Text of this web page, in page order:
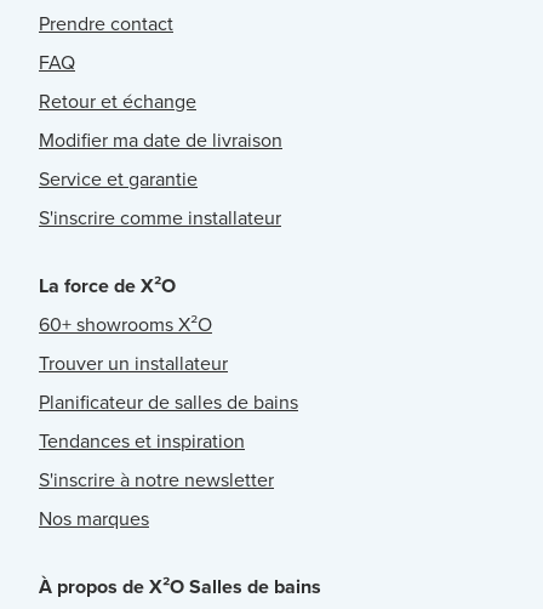
Prendre contact
FAQ
Retour et échange
Modifier ma date de livraison
Service et garantie
S'inscrire comme installateur
La force de X²O
60+ showrooms X²O
Trouver un installateur
Planificateur de salles de bains
Tendances et inspiration
S'inscrire à notre newsletter
Nos marques
À propos de X²O Salles de bains